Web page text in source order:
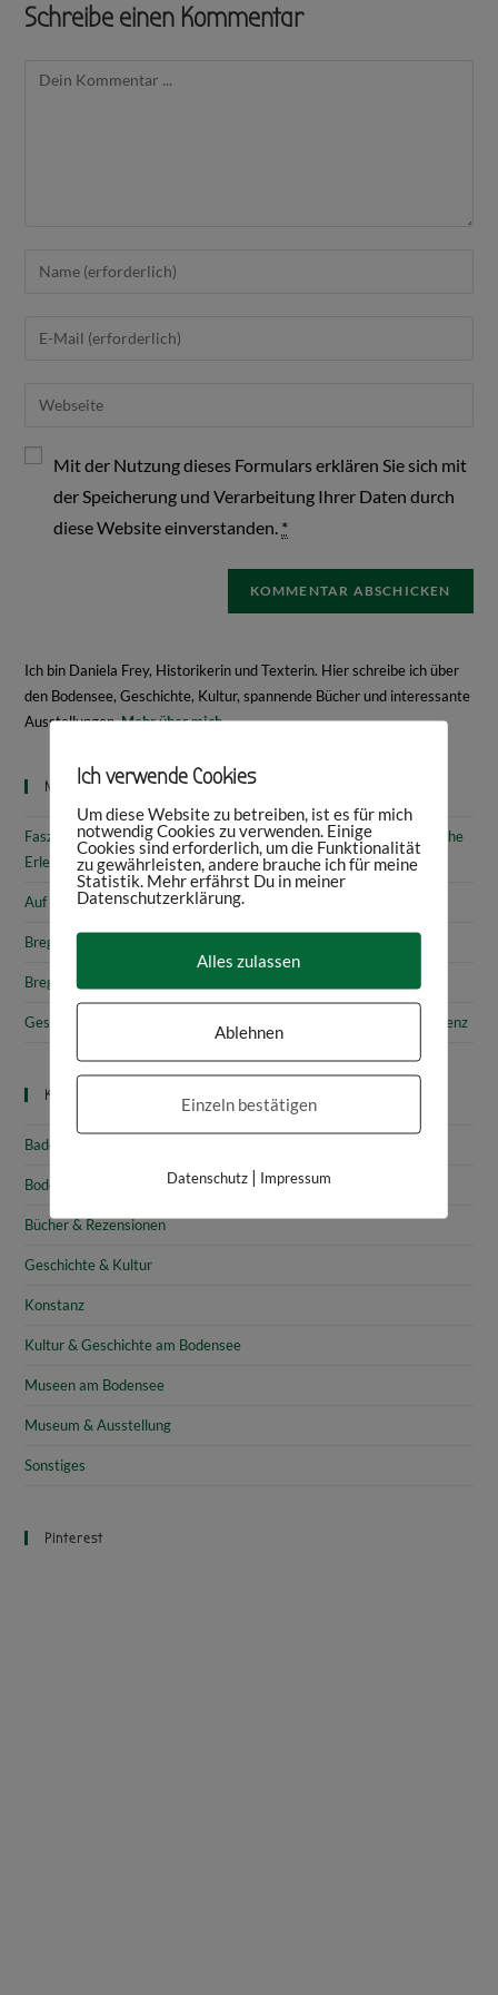
Schreibe einen Kommentar
Mit der Nutzung dieses Formulars erklären Sie sich mit
der Speicherung und Verarbeitung Ihrer Daten durch
diese Website einverstanden. *
Ich bin Daniela Frey, Historikerin und Texterin. Hier schreibe ich über
den Bodensee, Geschichte, Kultur, spannende Bücher und interessante
Ausstellungen.Mehr über mich
Neueste Beiträge
Faszinierende Geschichte & fantastische Kunst: 10 (kunst)historische
Erlebnisse am Bodensee
Auf den Spuren von Annette von Droste-Hülshoff in Meersburg
Bregenz: Kirchen, Kapellen & Kultur
Bregenz: Stadtgeschichte & Sehenswürdigkeiten
Gesammelte Schätze Vorarlbergs: Das vorarlberg museum in Bregenz
Kategorien
Baden-Württemberg
Bodensee
Bücher & Rezensionen
Geschichte & Kultur
Konstanz
Kultur & Geschichte am Bodensee
Museen am Bodensee
Museum & Ausstellung
Sonstiges
Pinterest
Ich verwende Cookies
Um diese Website zu betreiben, ist es für mich
notwendig Cookies zu verwenden. Einige
Cookies sind erforderlich, um die Funktionalität
zu gewährleisten, andere brauche ich für meine
Statistik. Mehr erfährst Du in meiner
Datenschutzerklärung.
Alles zulassen
Ablehnen
Einzeln bestätigen
Datenschutz| Impressum